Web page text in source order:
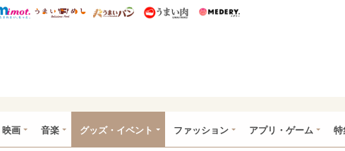
ぴあ総研 ディズニー特集
mimot. うまいめし うまいパン うまい肉
映画 音楽 グッズ・イベント ファッション アプリ・ゲーム 特